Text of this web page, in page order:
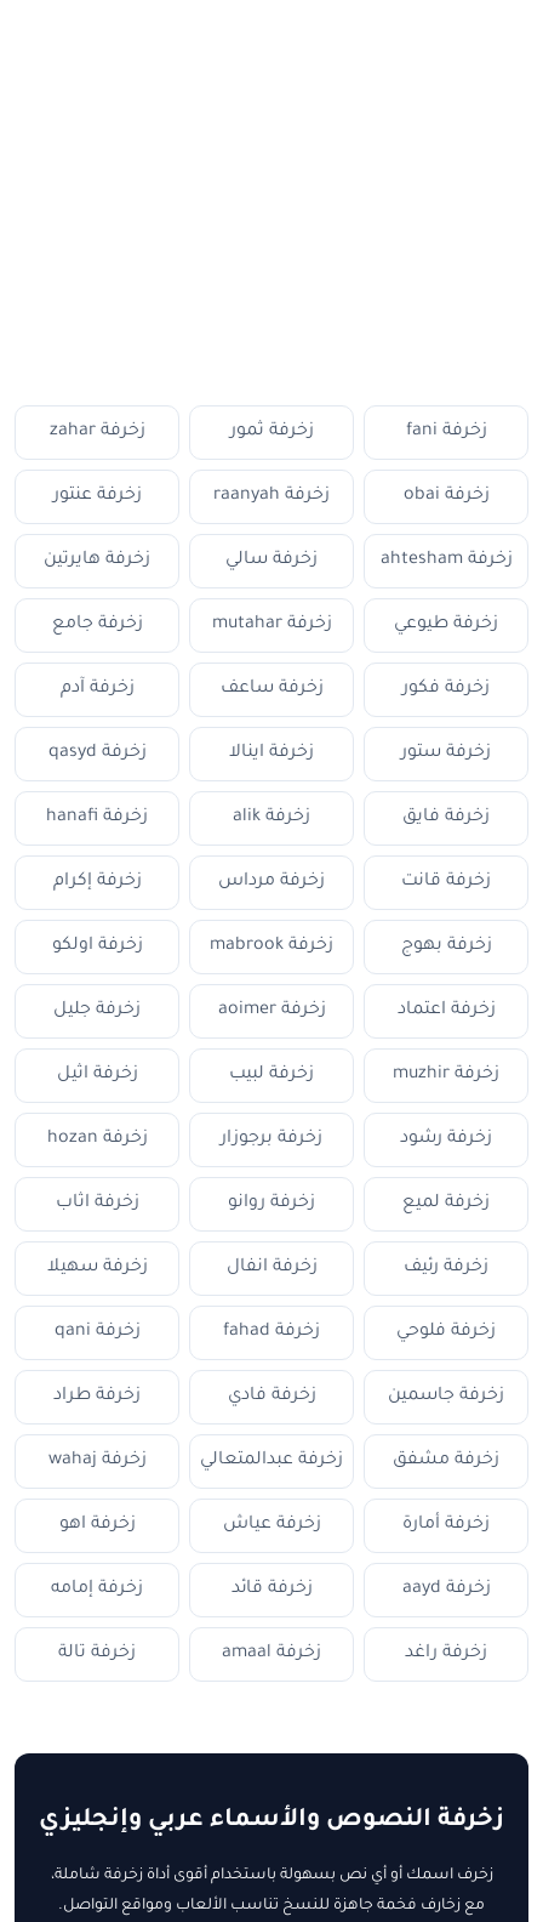
زخرفة fani زخرفة ثمور زخرفة zahar
زخرفة obai زخرفة raanyah زخرفة عنتور
زخرفة ahtesham زخرفة سالي زخرفة هايرتين
زخرفة طيوعي زخرفة mutahar زخرفة جامع
زخرفة فكور زخرفة ساعف زخرفة آدم
زخرفة ستور زخرفة اينالا زخرفة qasyd
زخرفة فايق زخرفة alik زخرفة hanafi
زخرفة قانت زخرفة مرداس زخرفة إكرام
زخرفة بهوج زخرفة mabrook زخرفة اولكو
زخرفة اعتماد زخرفة aoimer زخرفة جليل
زخرفة muzhir زخرفة لبيب زخرفة اثيل
زخرفة رشود زخرفة برجوزار زخرفة hozan
زخرفة لميع زخرفة روانو زخرفة اثاب
زخرفة رئيف زخرفة انفال زخرفة سهيلا
زخرفة فلوحي زخرفة fahad زخرفة qani
زخرفة جاسمين زخرفة فادي زخرفة طراد
زخرفة مشفق زخرفة عبدالمتعالي زخرفة wahaj
زخرفة أمارة زخرفة عياش زخرفة اهو
زخرفة aayd زخرفة قائد زخرفة إمامه
زخرفة راغد زخرفة amaal زخرفة تالة
زخرفة النصوص والأسماء عربي وإنجليزي
زخرف اسمك أو أي نص بسهولة باستخدام أقوى أداة زخرفة شاملة،
مع زخارف فخمة جاهزة للنسخ تناسب الألعاب ومواقع التواصل.